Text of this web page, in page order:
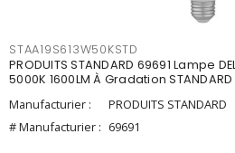
STAA19S613W50KSTD
PRODUITS STANDARD 69691 Lampe
5000K 1600LM À Gradation STANDARD
Manufacturier :
PRODUITS STANDARD
# Manufacturier : 69691